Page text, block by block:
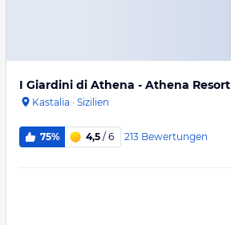
I Giardini di Athena - Athena Resort
Kastalia · Sizilien
75% 4,5 / 6 213 Bewertungen